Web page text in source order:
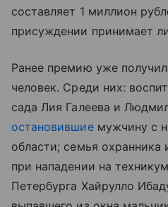
составляет 1 миллион
присуждении принимает
Ранее премию уже
человек. Среди них:
сада Лия Галеева и
остановившиемужчину с
области; семья охранника
при нападении на
Петербурга Хайрулло